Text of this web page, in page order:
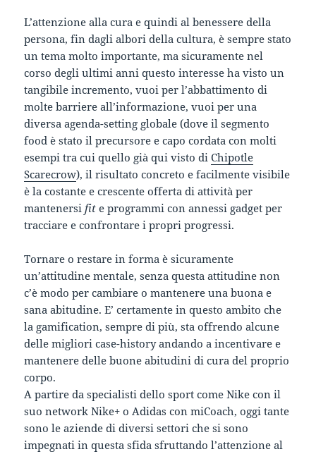
L’attenzione alla cura e quindi al benessere della
persona, fin dagli albori della cultura, è sempre stato
un tema molto importante, ma sicuramente nel
corso degli ultimi anni questo interesse ha visto un
tangibile incremento, vuoi per l’abbattimento di
molte barriere all’informazione, vuoi per una
diversa agenda-setting globale (dove il segmento
food è stato il precursore e capo cordata con molti
esempi tra cui quello già qui visto diChipotle
Scarecrow), il risultato concreto e facilmente visibile
è la costante e crescente offerta di attività per
mantenersifite programmi con annessi gadget per
tracciare e confrontare i propri progressi.
Tornare o restare in forma è sicuramente
un’attitudine mentale, senza questa attitudine non
c’è modo per cambiare o mantenere una buona e
sana abitudine. E’ certamente in questo ambito che
la gamification, sempre di più, sta offrendo alcune
delle migliori case-history andando a incentivare e
mantenere delle buone abitudini di cura del proprio
corpo.
A partire da specialisti dello sport come Nike con il
suo network Nike+ o Adidas con miCoach, oggi tante
sono le aziende di diversi settori che si sono
impegnati in questa sfida sfruttando l’attenzione al